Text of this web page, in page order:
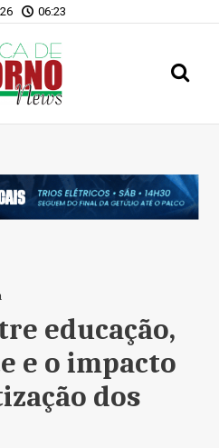
06:23
educação,
e o impacto
dos